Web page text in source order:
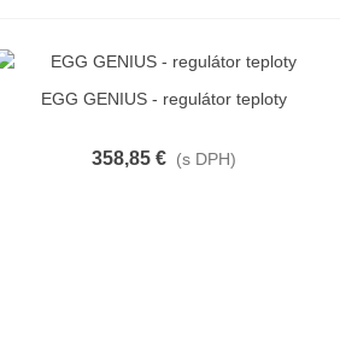
Rýchly náhľad
EGG GENIUS - regulátor teploty
358,85 € (s DPH)